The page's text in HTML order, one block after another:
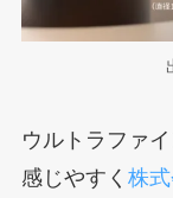
ウルトラファ
感じやすく 株